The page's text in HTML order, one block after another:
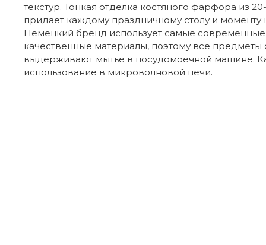
текстур. Тонкая отделка костяного фарфора из
придает каждому праздничному столу и моменту
Немецкий бренд использует самые современные
качественные материалы, поэтому все предметы
выдерживают мытье в посудомоечной машине.
использование в микроволновой печи.